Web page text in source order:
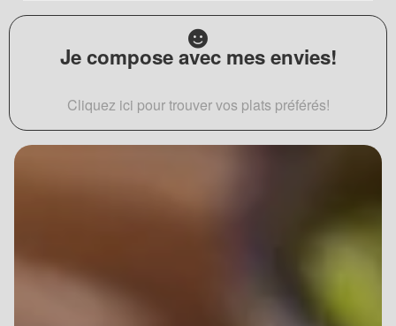
Je compose avec mes envies!
Cliquez ici pour trouver vos plats préférés!